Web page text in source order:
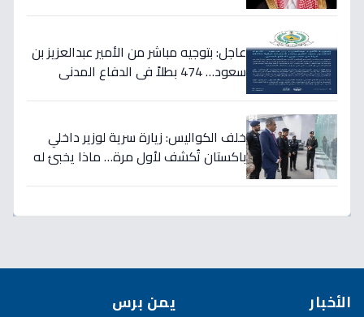
عاجل: بتوجيه مباشر من الأمير عبدالعزيز بن
سعود… 474 بطلاً في الدفاع المدني
خلف الكواليس: زيارة سرية لوزير داخلي
باكستان تُكشف لأول مرة… ماذا يخبئ له
الأخبار يمن برس